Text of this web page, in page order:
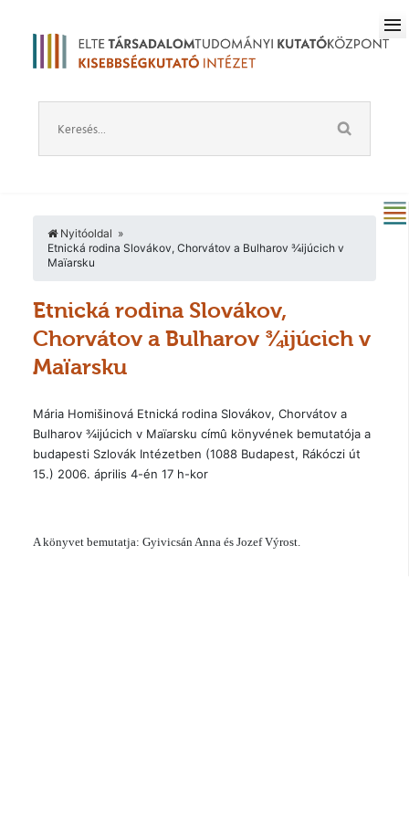
Nyitóoldal
Etnická rodina Slovákov, Chorvátov a Bulharov ¾ijúcich v
Maïarsku
Etnická rodina Slovákov,
Chorvátov a Bulharov ¾ijúcich v
Maïarsku
Mária Homišinová Etnická rodina Slovákov, Chorvátov a
Bulharov ¾ijúcich v Maïarsku címû könyvének bemutatója a
budapesti Szlovák Intézetben (1088 Budapest, Rákóczi út
15.) 2006. április 4-én 17 h-kor
A könyvet bemutatja: Gyivicsán Anna és Jozef Výrost.